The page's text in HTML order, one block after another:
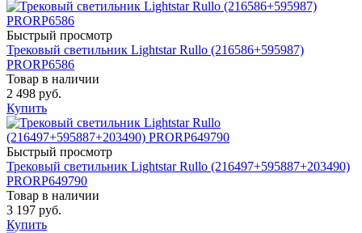
Быстрый просмотр
Трековый светильник Lightstar Rullo (216586+595987)
PRORP6586
Товар в наличии
2 498 руб.
Купить
Быстрый просмотр
Трековый светильник Lightstar Rullo (216497+595887+203490)
PRORP649790
Товар в наличии
3 197 руб.
Купить